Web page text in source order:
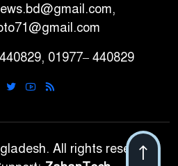
আ.লীগ ও বিএনপির বিরুদ্ধে
নাহিদ
ঢাবিতে মাথায় কাঁঠাল পড়ে মালির
01977– 440829
All rights reserved.